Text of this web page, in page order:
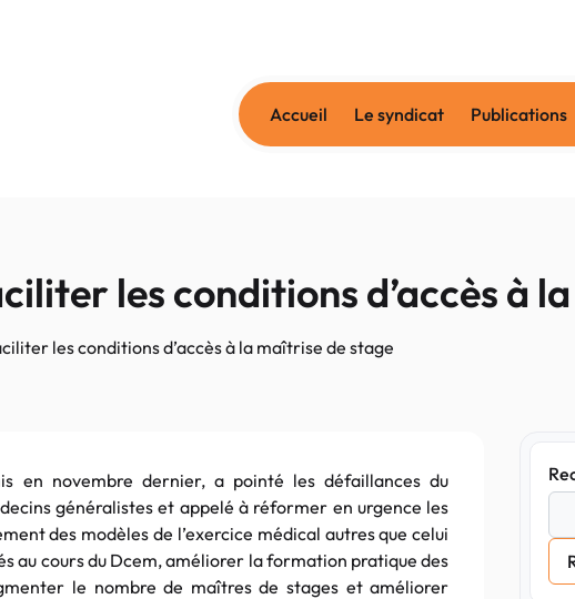
Accueil Le syndicat Publications
les conditions d’accès à
les conditions d’accès à la maîtrise de stage
en novembre dernier, a pointé les défaillances du
généralistes et appelé à réformer en urgence les
des modèles de l’exercice médical autres que celui
au cours du Dcem, améliorer la formation pratique des
le nombre de maîtres de stages et améliorer